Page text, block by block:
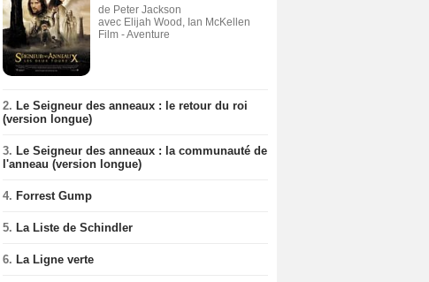
de Peter Jackson
avec Elijah Wood, Ian McKellen
Film - Aventure
2. Le Seigneur des anneaux : le retour du roi
(version longue)
3. Le Seigneur des anneaux : la communauté de
l'anneau (version longue)
4. Forrest Gump
5. La Liste de Schindler
6. La Ligne verte